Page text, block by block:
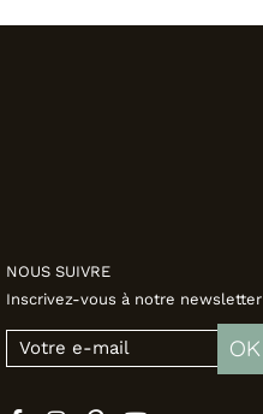
NOUS SUIVRE
Inscrivez-vous à notre newsletter
OK